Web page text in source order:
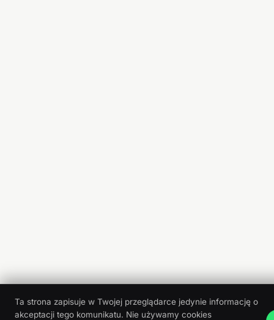
Ta strona zapisuje w Twojej przeglądarce jedynie informację o
akceptacji tego komunikatu. Nie używamy cookies